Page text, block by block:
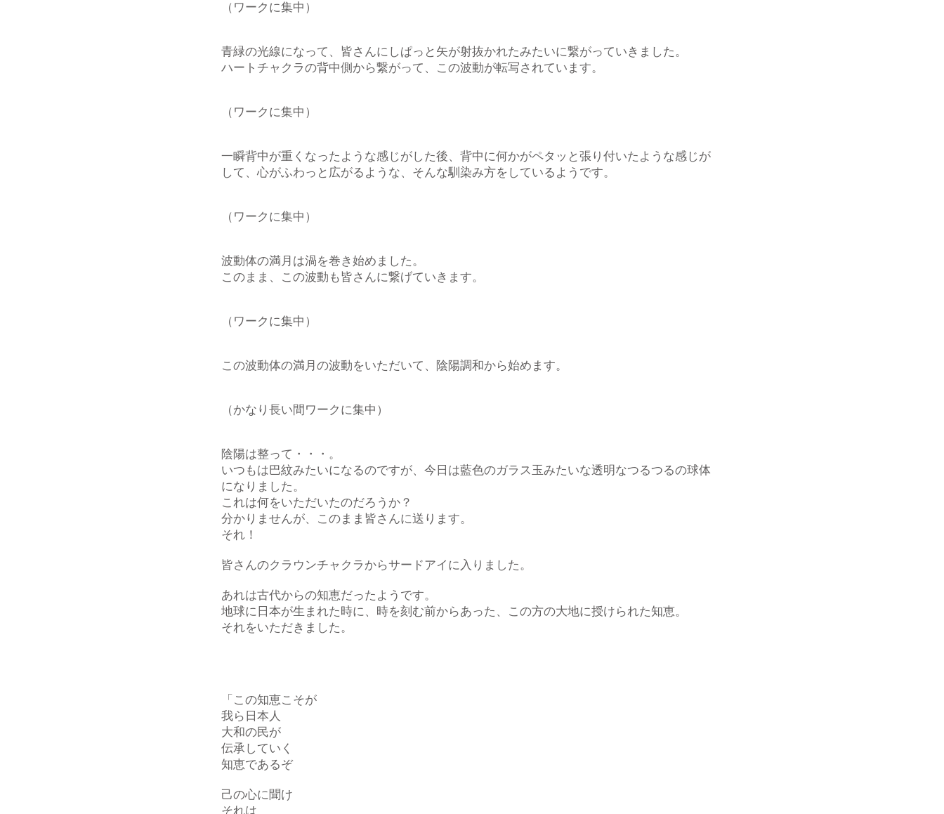
（ワークに集中）
青緑の光線になって、皆さんにしぱっと矢が射抜かれたみたいに繋がっていきました。
ハートチャクラの背中側から繋がって、この波動が転写されています。
（ワークに集中）
一瞬背中が重くなったような感じがした後、背中に何かがペタッと張り付いたような感じが
して、心がふわっと広がるような、そんな馴染み方をしているようです。
（ワークに集中）
波動体の満月は渦を巻き始めました。
このまま、この波動も皆さんに繋げていきます。
（ワークに集中）
この波動体の満月の波動をいただいて、陰陽調和から始めます。
（かなり長い間ワークに集中）
陰陽は整って・・・。
いつもは巴紋みたいになるのですが、今日は藍色のガラス玉みたいな透明なつるつるの球体
になりました。
これは何をいただいたのだろうか？
分かりませんが、このまま皆さんに送ります。
それ！
皆さんのクラウンチャクラからサードアイに入りました。
あれは古代からの知恵だったようです。
地球に日本が生まれた時に、時を刻む前からあった、この方の大地に授けられた知恵。
それをいただきました。
「この知恵こそが
我ら日本人
大和の民が
伝承していく
知恵であるぞ
己の心に聞け
それは